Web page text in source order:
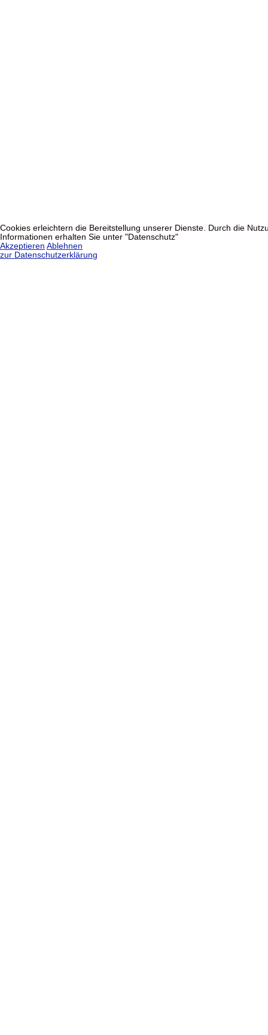
Cookies erleichtern die Bereitstellung unserer Dienste. Durch die
Informationen erhalten Sie unter "Datenschutz"
Akzeptieren Ablehnen
zur Datenschutzerklärung